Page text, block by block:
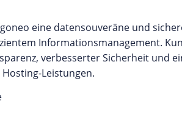
eine datensouveräne und
Informationsmanagement.
verbesserter Sicherheit und
Leistungen.